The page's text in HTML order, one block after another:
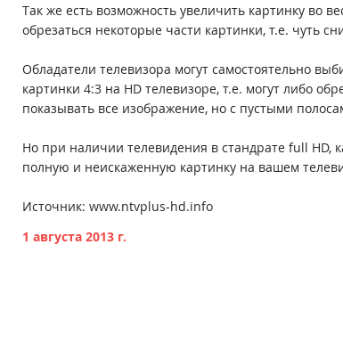
Так же есть возможность увеличить картинку во
обрезаться некоторые части картинки, т.е. чуть
Обладатели телевизора могут самостоятельно
картинки 4:3 на HD телевизоре, т.е. могут либо
показывать все изображение, но с пустыми
Но при наличии телевидения в стандрате full HD,
полную и неискаженную картинку на вашем
Источник: www.ntvplus-hd.info
1 августа 2013 г.